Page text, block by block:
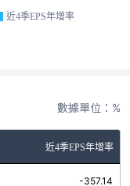
近4季EPS年增率
數據單位：%
近4季EPS年增率
-357.14